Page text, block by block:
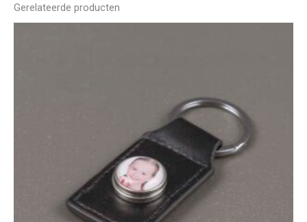
Gerelateerde producten